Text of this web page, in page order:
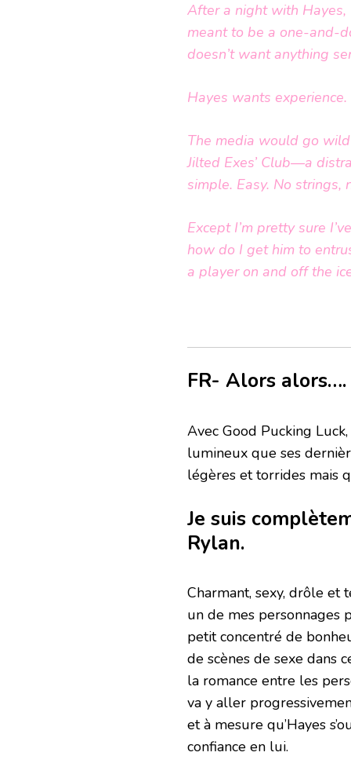
After a night with Hayes,
meant to be a one-and-
doesn’t want anything
Hayes wants
The media would go
Jilted Exes’ Club—a
simple. Easy. No strings,
Except I’m pretty sure
how do I get him to
a player on and off the
FR- Alors alors….
Avec Good Pucking
lumineux que ses
légères et torrides mais
Je suis
Rylan.
Charmant, sexy, drôle
un de mes personnages
petit concentré de
de scènes de sexe dans
la romance entre les
va y aller
et à mesure qu’Hayes
confiance en lui.